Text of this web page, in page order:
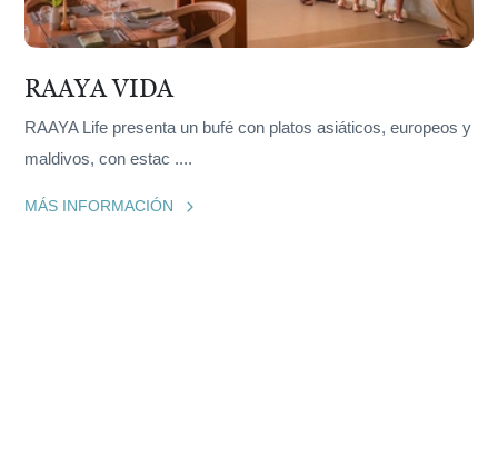
RAAYA VIDA
RAAYA Life presenta un bufé con platos asiáticos, europeos y
maldivos, con estac ....
MÁS INFORMACIÓN